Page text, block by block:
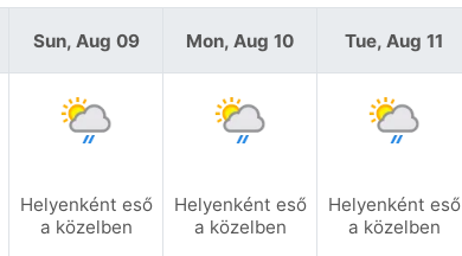
Sun, Aug 09
Helyenként eső
a közelben
Mon, Aug 10
Helyenként eső
a közelben
Tue, Aug 11
Helyenként eső
a közelben